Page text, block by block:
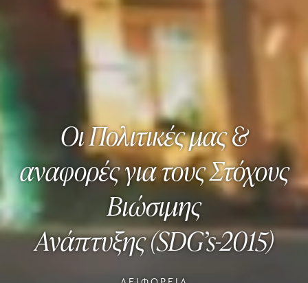
Οι Πολιτικές μας &
αναφορές για τους Στόχους
Βιώσιμης
Ανάπτυξης (SDG’s-2015)